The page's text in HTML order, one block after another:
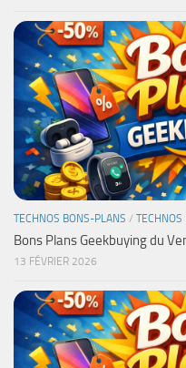
TECHNOS BONS-PLANS /
Bons Plans Geekbuying du
13 FÉVRIER 2026